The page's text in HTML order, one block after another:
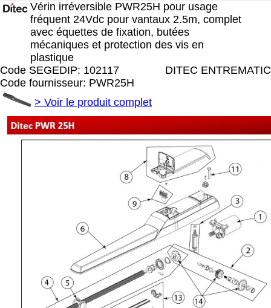
Vérin irréversible PWR25H pour usage
fréquent 24Vdc pour vantaux 2.5m, complet
avec équettes de fixation, butées
mécaniques et protection des vis en
plastique
DITEC ENTREMATIC
Code SEGEDIP: 102117
Code fournisseur: PWR25H
> Voir le produit complet